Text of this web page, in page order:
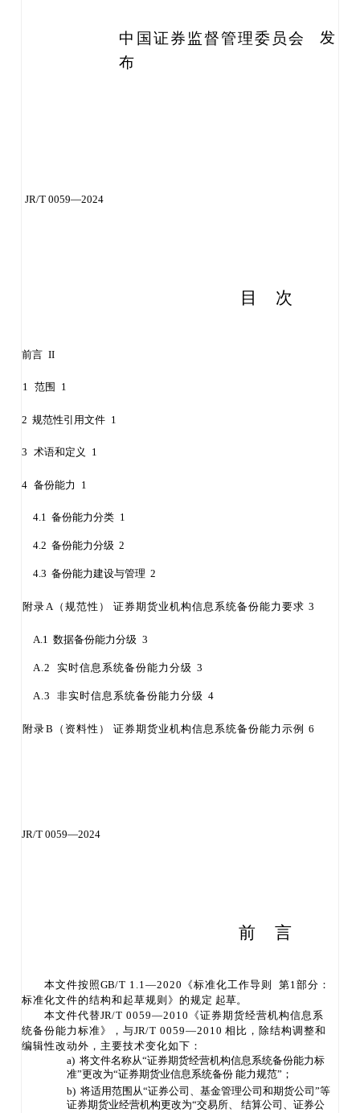
中 国证券监督管理委 员会
发
布
JR/T 0059—2024
目 次
前言 II
1 范围 1
2 规范性引用文件 1
3 术语和定义 1
4 备份能力 1
4.1 备份能力分类 1
4.2 备份能力分级 2
4.3 备份能力建设与管理 2
附录A（规范性） 证券期货业机构信息系统备份能力要求 3
A.1 数据备份能力分级 3
A.2 实时信息系统备份能力分级 3
A.3 非实时信息系统备份能力分级 4
附录B（资料性） 证券期货业机构信息系统备份能力示例 6
JR/T 0059—2024
前 言
本文件按照GB/T 1.1—2020《标准化工作导则 第1部分：
标准化文件的结构和起草规则》的规定 起草。
本文件代替JR/T 0059—2010《证券期货经营机构信息系
统备份能力标准》
，与JR/T 0059—2010 相比，除结构调整和
编辑性改动外，主要技术变化如下：
a) 将文件名称从“证券期货经营机构信息系统备份能力标
准”更改为“证券期货业信息系统备份 能力规范”；
b) 将适用范围从“证券公司、基金管理公司和期货公司”等
证券期货业经营机构更改为“交易所、
结算公司、证券公